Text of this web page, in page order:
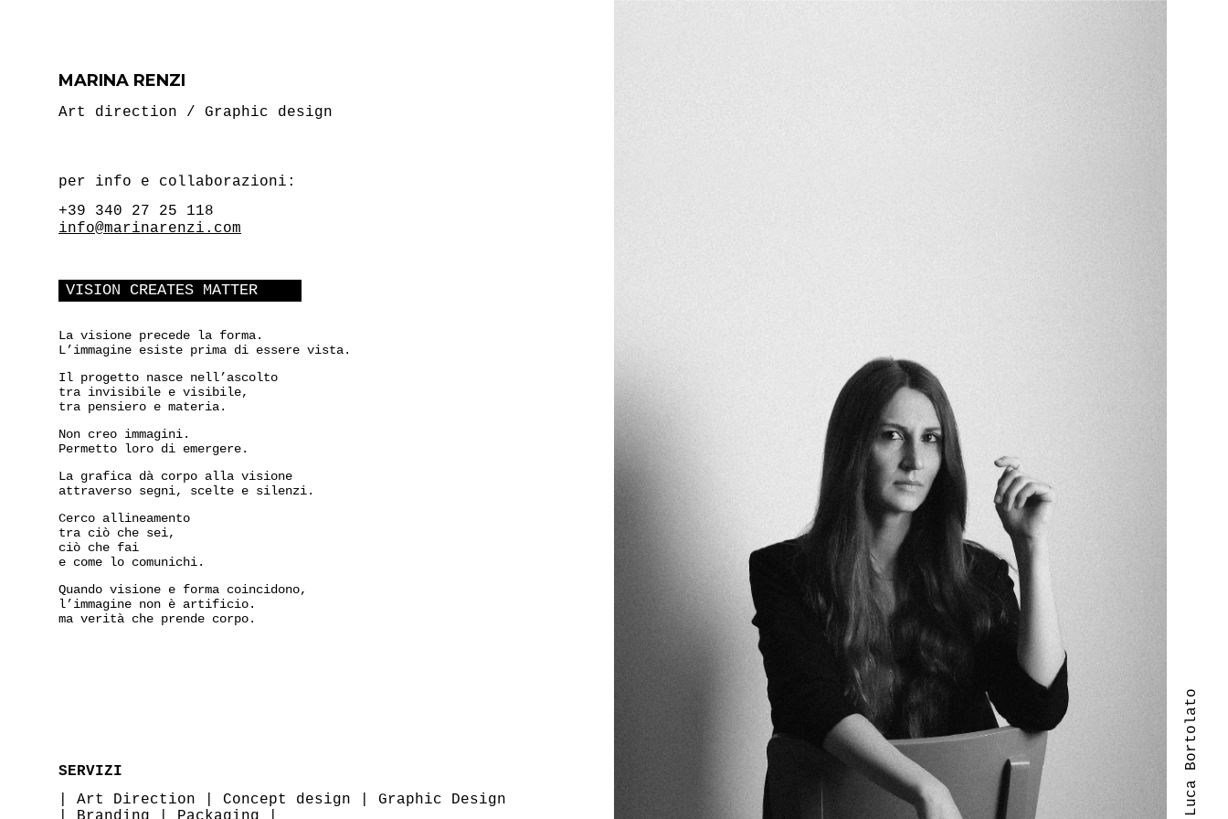
MARINA RENZI
Art direction / Graphic design
per info e collaborazioni:
+39 340 27 25 118
info@marinarenzi.com
VISION CREATES MATTER
La visione precede la forma.
L’immagine esiste prima di essere vista.
Il progetto nasce nell’ascolto
tra invisibile e visibile,
tra pensiero e materia.
Non creo immagini.
Permetto loro di emergere.
La grafica dà corpo alla visione
attraverso segni, scelte e silenzi.
Cerco allineamento
tra ciò che sei,
ciò che fai
e come lo comunichi.
Quando visione e forma coincidono,
l’immagine non è artificio.
ma verità che prende corpo.
SERVIZI
Art Direction Concept design
Graphic Design
| Luca Bortolato